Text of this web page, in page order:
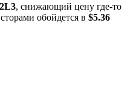
, снижающий цену где-то
обойдется в $5.36